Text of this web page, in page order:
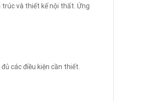
trúc và thiết kế nội thất. Ứng
các điều kiện cần thiết.